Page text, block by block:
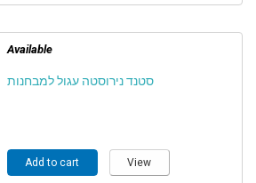
Available
סטנד נירוסטה עגול למבחנות
Add to cart View